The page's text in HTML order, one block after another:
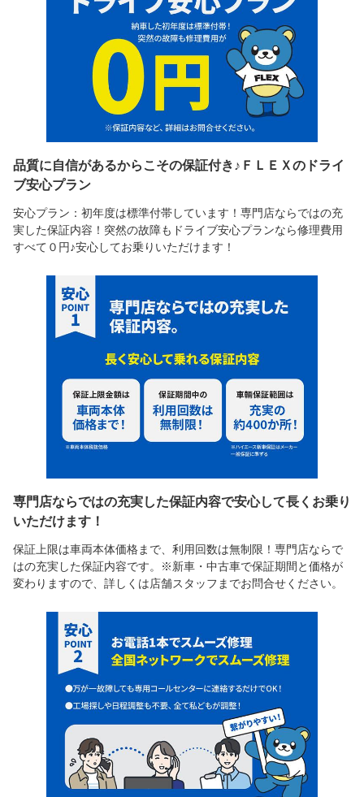
品質に自信があるからこその保証付き♪ＦＬＥＸのドライ
ブ安心プラン
安心プラン：初年度は標準付帯しています！専門店ならではの充
実した保証内容！突然の故障もドライブ安心プランなら修理費用
すべて０円♪安心してお乗りいただけます！
専門店ならではの充実した保証内容で安心して長くお乗り
いただけます！
保証上限は車両本体価格まで、利用回数は無制限！専門店ならで
はの充実した保証内容です。※新車・中古車で保証期間と価格が
変わりますので、詳しくは店舗スタッフまでお問合せください。